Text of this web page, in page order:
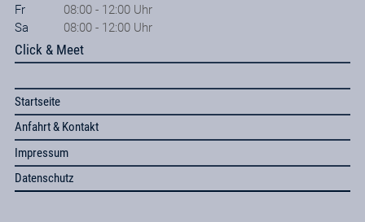
Fr
08:00 - 12:00 Uhr
Sa
08:00 - 12:00 Uhr
Click & Meet
Startseite
Anfahrt & Kontakt
Impressum
Datenschutz